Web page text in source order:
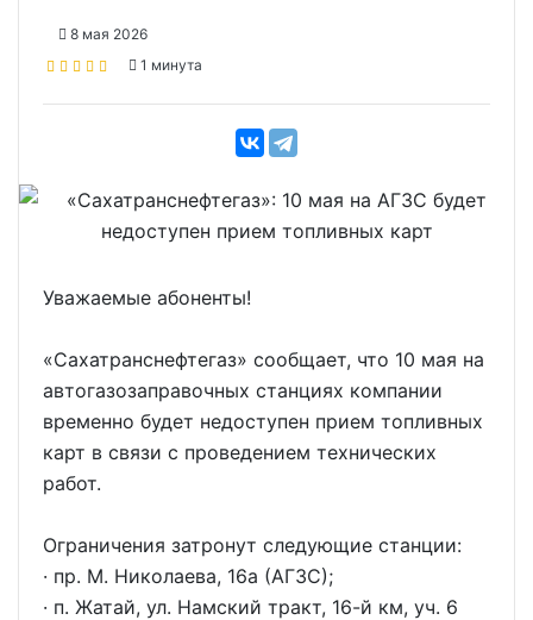
8 мая 2026
1 минута
Уважаемые абоненты!
«Сахатранснефтегаз» сообщает, что 10 мая на
автогазозаправочных станциях компании
временно будет недоступен прием топливных
карт в связи с проведением технических
работ.
Ограничения затронут следующие станции:
· пр. М. Николаева, 16а (АГЗС);
· п. Жатай, ул. Намский тракт, 16-й км, уч. 6